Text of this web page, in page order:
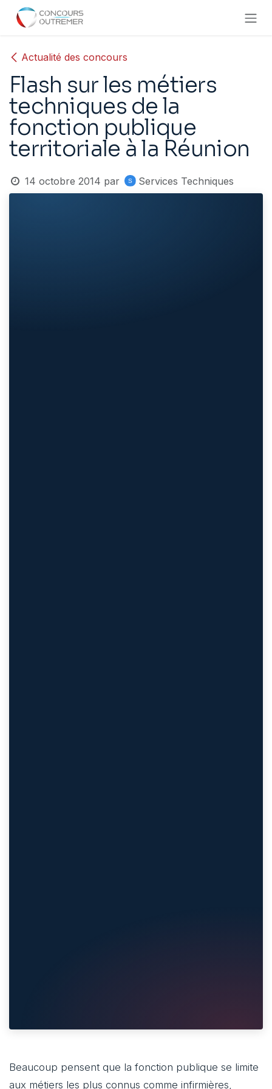
Se rendre au contenu
Actualité des concours
Flash sur les métiers
techniques de la
fonction publique
territoriale à la Réunion
14 octobre 2014 par Services Techniques
Beaucoup pensent que la fonction publique se limite
aux métiers les plus connus comme infirmières,